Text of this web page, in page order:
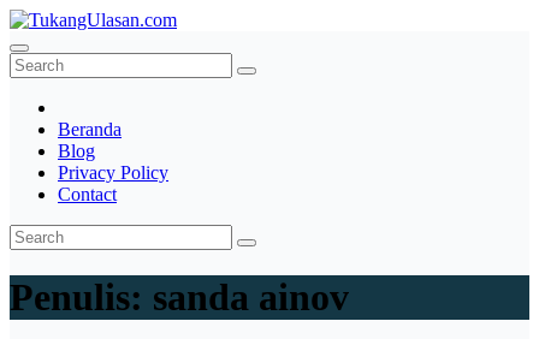
Skip
to
content
TukangUlasan.com
Baca Aja Dulu!
Beranda
Blog
Privacy Policy
Contact
Penulis: sanda ainov